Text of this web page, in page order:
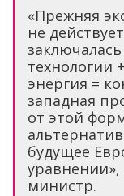
«Прежняя
не
технологии
энергия =
западная
от этой
будущее
уравнении»,
министр.